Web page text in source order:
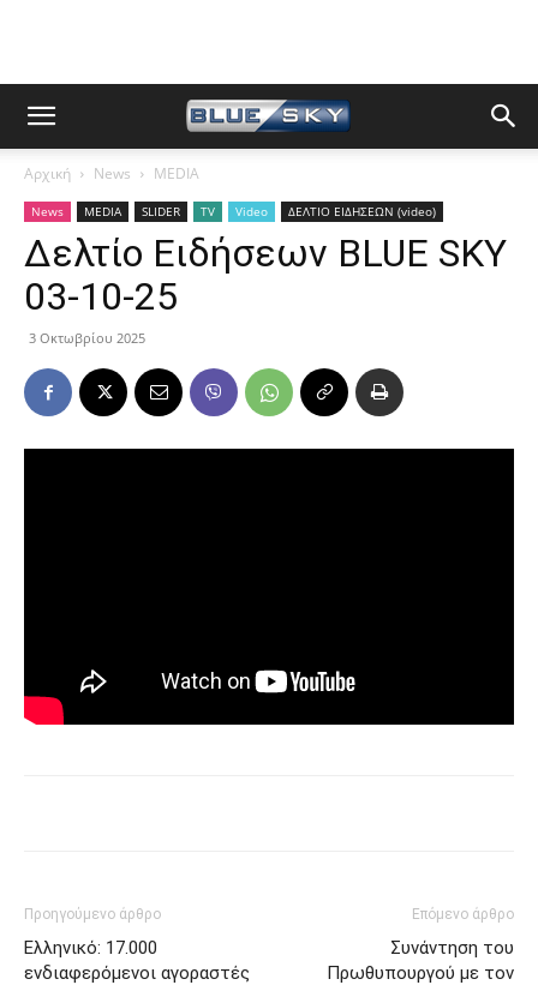
Αρχική News MEDIA
News MEDIA SLIDER TV Video ΔΕΛΤΙΟ ΕΙΔΗΣΕΩΝ (video)
Δελτίο Ειδήσεων BLUE SKY
03-10-25
3 Οκτωβρίου 2025
Προηγούμενο άρθρο
Ελληνικό: 17.000
ενδιαφερόμενοι αγοραστές
Επόμενο άρθρο
Συνάντηση του
Πρωθυπουργού με τον